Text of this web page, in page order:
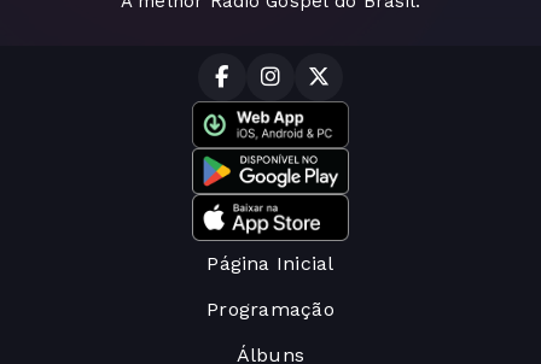
Página Inicial
Programação
Álbuns